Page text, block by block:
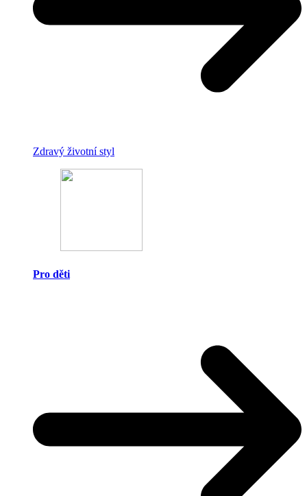
Zdravý životní styl
Pro děti